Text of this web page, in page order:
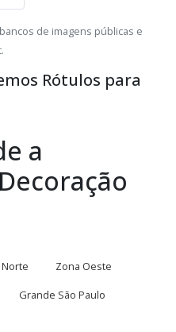
de imagens públicas e
Rótulos para
a
Zona Oeste
Grande São Paulo